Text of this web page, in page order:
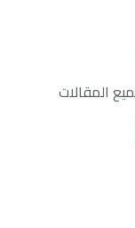
المقالات